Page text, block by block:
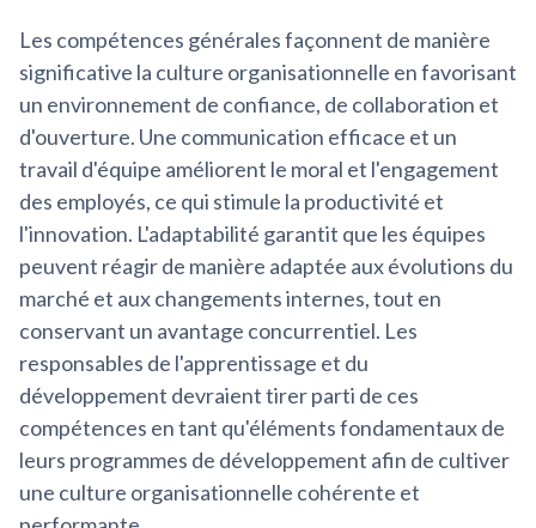
Les compétences générales façonnent de manière
significative la culture organisationnelle en favorisant
un environnement de confiance, de collaboration et
d'ouverture. Une communication efficace et un
travail d'équipe améliorent le moral et l'engagement
des employés, ce qui stimule la productivité et
l'innovation. L'adaptabilité garantit que les équipes
peuvent réagir de manière adaptée aux évolutions du
marché et aux changements internes, tout en
conservant un avantage concurrentiel. Les
responsables de l'apprentissage et du
développement devraient tirer parti de ces
compétences en tant qu'éléments fondamentaux de
leurs programmes de développement afin de cultiver
une culture organisationnelle cohérente et